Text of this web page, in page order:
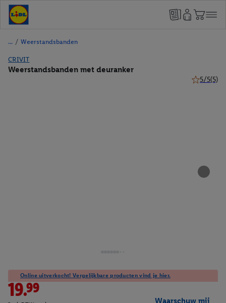
/ Weerstandsbanden
CRIVIT
Weerstandsbanden met deuranker
5/5(5)
Online uitverkocht! Vergelijkbare producten vind je hier.
19.99
Waarschuw mij